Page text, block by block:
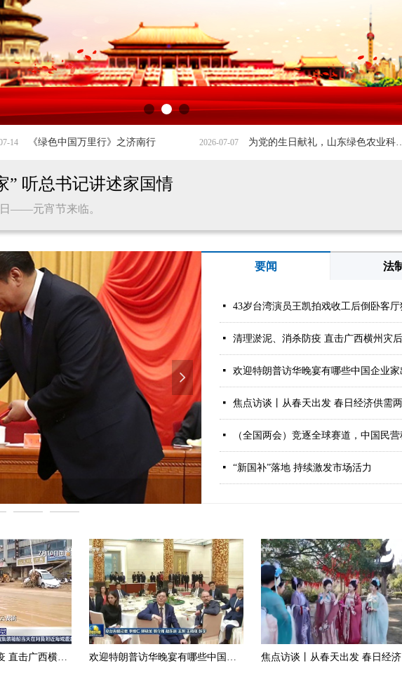
要闻 法
넷
넷 清理淤泥、消杀防疫 直击广西横州灾
넷
넷 焦点访谈丨从春天出发 春日经济供需
넷 （全国两会）竞逐全球赛道，中国民营
넷 “新国补”落地 持续激发市场活力
넲
” 听总书记讲述家国情
——元宵节来临。
直击广西横州
欢迎特朗普访华晚宴有哪些中国企
焦点访谈丨从春天出发 春日经
2026-07-07
行》之济南行 2026-06-25
为党的生日献礼，山东绿色农业科技为热土新疆生态发展助力添彩 科技